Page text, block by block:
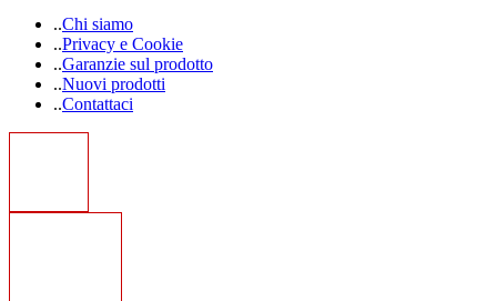
..Chi siamo
..Privacy e Cookie
..Garanzie sul prodotto
..Nuovi prodotti
..Contattaci